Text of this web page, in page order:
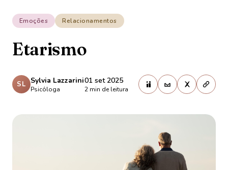
Emoções Relacionamentos
Etarismo
SL Sylvia Lazzarini
Psicóloga
01 set 2025
2 min de leitura